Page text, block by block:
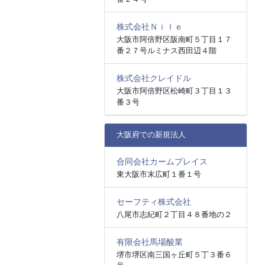
株式会社Ｎｉｌｅ
大阪市阿倍野区阪南町５丁目１７
番２７号ルミナス西田辺４階
株式会社クレイドル
大阪市阿倍野区松崎町３丁目１３
番３号
大阪府での新規法人
合同会社カームプレイス
東大阪市末広町１番１号
セーフティ株式会社
八尾市志紀町２丁目４８番地の２
有限会社馬場酸業
堺市堺区南三国ヶ丘町５丁３番６